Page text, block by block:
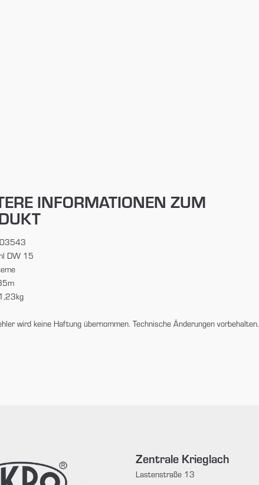
INFORMATIONEN ZUM
DW 15
wird keine Haftung übernommen. Technische Änderungen vorbehalten.
Zentrale Krieglach
Lastenstraße 13